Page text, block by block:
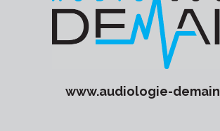
www.audiologie-demain